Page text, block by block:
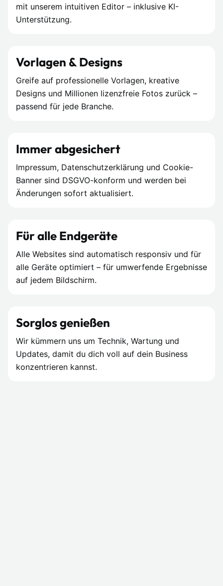
mit unserem intuitiven Editor – inklusive KI-
Unterstützung.
Vorlagen & Designs
Greife auf professionelle Vorlagen, kreative
Designs und Millionen lizenzfreie Fotos zurück –
passend für jede Branche.
Immer abgesichert
Impressum, Datenschutzerklärung und Cookie-
Banner sind DSGVO-konform und werden bei
Änderungen sofort aktualisiert.
Für alle Endgeräte
Alle Websites sind automatisch responsiv und für
alle Geräte optimiert – für umwerfende Ergebnisse
auf jedem Bildschirm.
Sorglos genießen
Wir kümmern uns um Technik, Wartung und
Updates, damit du dich voll auf dein Business
konzentrieren kannst.